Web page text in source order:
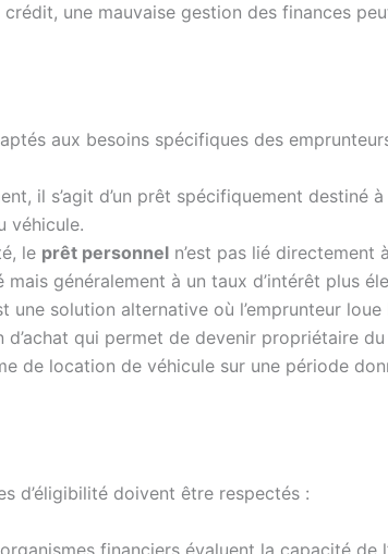
une mauvaise gestion des finances
aux besoins spécifiques des
il s’agit d’un prêt spécifiquement destiné
véhicule.
le prêt personnel n’est pas lié directement
généralement à un taux d’intérêt plus
une solution alternative où l’emprunteur
qui permet de devenir propriétaire
de location de véhicule sur une période
d’éligibilité doivent être respectés :
financiers évaluent la capacité